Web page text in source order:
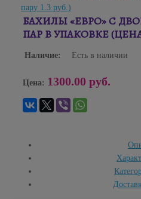
БАХИЛЫ «ЕВРО» С
ПАР В УПАКОВКЕ (ЦЕНА
Наличие: Есть в наличии
Цена: 1300.00 руб.